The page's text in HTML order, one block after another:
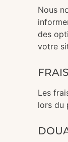
Nous
des
votre
Les
lors du